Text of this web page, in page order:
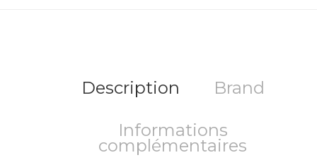
Description Brand
Informations
complémentaires